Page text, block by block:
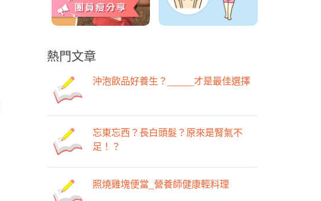
熱門文章
沖泡飲品好養生？_____才是最佳選擇
忘東忘西？長白頭髮？原來是腎氣不
足！？
照燒雞塊便當_營養師健康輕料理